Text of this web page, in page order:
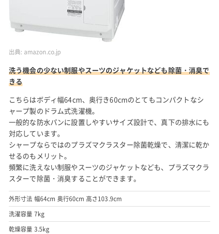
出典: amazon.co.jp
洗う機会の少ない制服やスーツのジャケットなども除菌・消臭で
きる
こちらはボディ幅64cm、奥行き60cmのとてもコンパクトなシ
ャープ製のドラム式洗濯機。
一般的な防水パンに設置しやすいサイズ設計で、真下の排水にも
対応しています。
シャープならではのプラズマクラスター除菌乾燥で、清潔に乾か
せるのもメリット。
頻繁に洗えない制服やスーツのジャケットなども、プラズマクラ
スターで除菌・消臭することができます。
外形寸法 幅64cm 奥行60cm 高さ103.9cm
洗濯容量 7kg
乾燥容量 3.5kg